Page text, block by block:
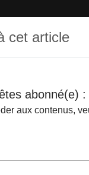
Dépêches
cet article
abonné(e) :
aux contenus,